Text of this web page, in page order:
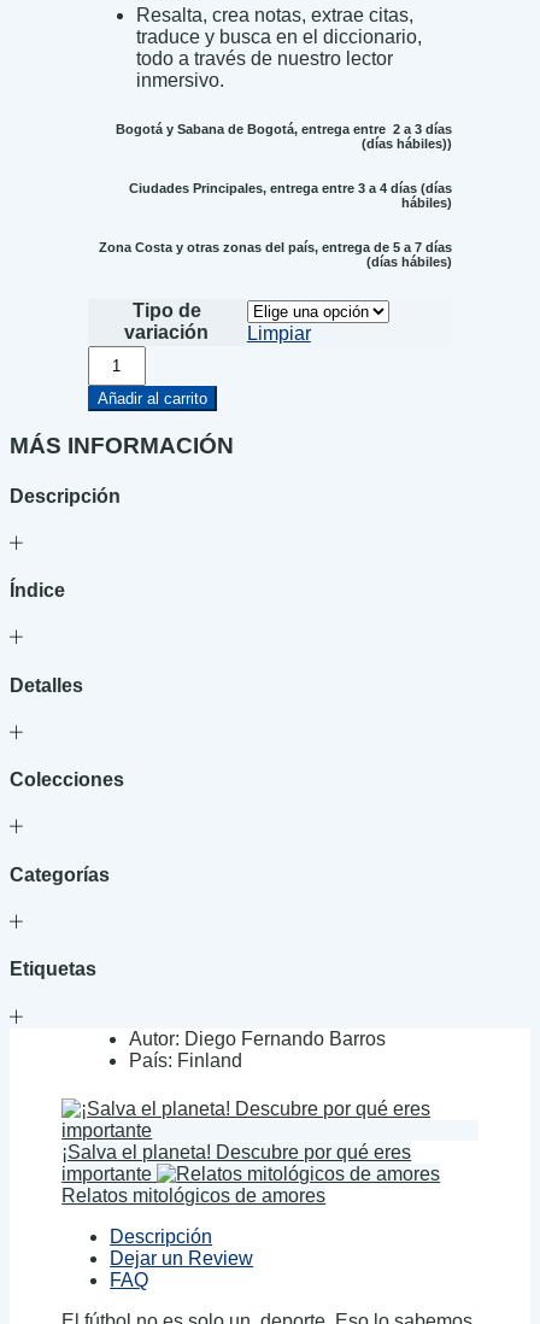
Resalta, crea notas, extrae citas,
traduce y busca en el diccionario,
todo a través de nuestro lector
inmersivo.
Bogotá y Sabana de Bogotá, entrega entre 2 a 3 días
(días hábiles))
Ciudades Principales, entrega entre 3 a 4 días (días
hábiles)
Zona Costa y otras zonas del país, entrega de 5 a 7 días
(días hábiles)
Tipo de
variación
Limpiar
taquito
cantidad
Añadir al carrito
MÁS INFORMACIÓN
Descripción
Índice
Detalles
Colecciones
Categorías
Etiquetas
Autor: Diego Fernando Barros
País: Finland
¡Salva el planeta! Descubre por qué eres
importante
Relatos mitológicos de amores
Descripción
Dejar un Review
FAQ